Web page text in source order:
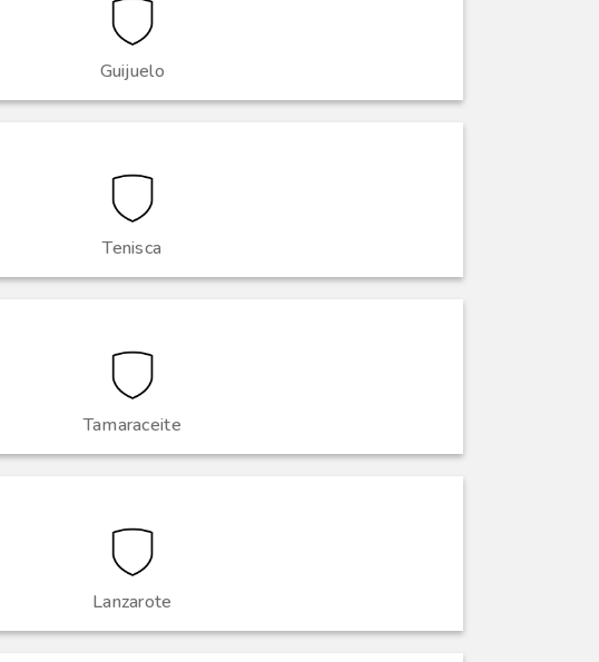
Guijuelo
Tenisca
Tamaraceite
Lanzarote